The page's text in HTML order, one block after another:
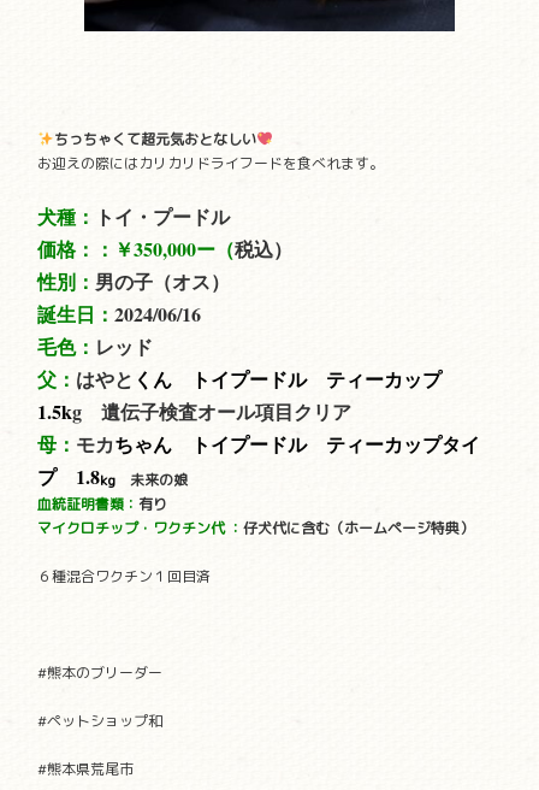
ちっちゃくて超元気おとなしい
お迎えの際にはカリカリドライフードを食べれます。
犬種： トイ・プードル
価格：： ￥350,000ー（税込）
性別： 男の子（オス）
誕生日：2024/06/16
毛色： レッド
父： はやと くん トイプードル ティーカップ
1.5kg遺伝子検査オール項目クリア
母： モカちゃん トイプードル ティーカップタイ
プ 1.8kg 未来の娘
血統証明書類： 有り
マイクロチップ・ワクチン代 ：仔犬代に含む（ホームページ特典）
６種混合ワクチン１回目済
#熊本のブリーダー
#ペットショップ和
#熊本県荒尾市